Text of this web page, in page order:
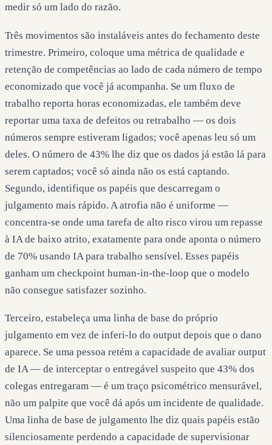
medir só um lado do razão.
Três movimentos são instaláveis antes do fechamento deste
trimestre. Primeiro, coloque uma métrica de qualidade e
retenção de competências ao lado de cada número de tempo
economizado que você já acompanha. Se um fluxo de
trabalho reporta horas economizadas, ele também deve
reportar uma taxa de defeitos ou retrabalho — os dois
números sempre estiveram ligados; você apenas leu só um
deles. O número de 43% lhe diz que os dados já estão lá para
serem captados; você só ainda não os está captando.
Segundo, identifique os papéis que descarregam o
julgamento mais rápido. A atrofia não é uniforme —
concentra-se onde uma tarefa de alto risco virou um repasse
à IA de baixo atrito, exatamente para onde aponta o número
de 70% usando IA para trabalho sensível. Esses papéis
ganham um checkpoint human-in-the-loop que o modelo
não consegue satisfazer sozinho.
Terceiro, estabeleça uma linha de base do próprio
julgamento em vez de inferi-lo do output depois que o dano
aparece. Se uma pessoa retém a capacidade de avaliar output
de IA — de interceptar o entregável suspeito que 43% dos
colegas entregaram — é um traço psicométrico mensurável,
não um palpite que você dá após um incidente de qualidade.
Uma linha de base de julgamento lhe diz quais papéis estão
silenciosamente perdendo a capacidade de supervisionar